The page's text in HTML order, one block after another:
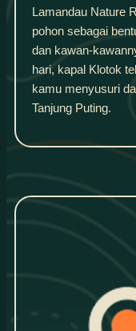
Lamandau Nature
pohon sebagai
dan kawan-
hari, kapal Klotok
kamu menyusuri
Tanjung Puting.